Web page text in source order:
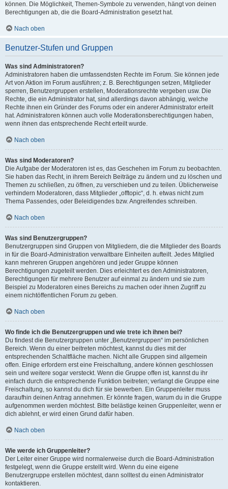
können. Die Möglichkeit, Themen-Symbole zu verwenden, hängt von deinen
Berechtigungen ab, die die Board-Administration gesetzt hat.
Nach oben
Benutzer-Stufen und Gruppen
Was sind Administratoren?
Administratoren haben die umfassendsten Rechte im Forum. Sie können jede
Art von Aktion im Forum ausführen; z. B. Berechtigungen setzen, Mitglieder
sperren, Benutzergruppen erstellen, Moderationsrechte vergeben usw. Die
Rechte, die ein Administrator hat, sind allerdings davon abhängig, welche
Rechte ihnen ein Gründer des Forums oder ein anderer Administrator erteilt
hat. Administratoren können auch volle Moderationsberechtigungen haben,
wenn ihnen das entsprechende Recht erteilt wurde.
Nach oben
Was sind Moderatoren?
Die Aufgabe der Moderatoren ist es, das Geschehen im Forum zu beobachten.
Sie haben das Recht, in ihrem Bereich Beiträge zu ändern und zu löschen und
Themen zu schließen, zu öffnen, zu verschieben und zu teilen. Üblicherweise
verhindern Moderatoren, dass Mitglieder „offtopic“, d. h. etwas nicht zum
Thema Passendes, oder Beleidigendes bzw. Angreifendes schreiben.
Nach oben
Was sind Benutzergruppen?
Benutzergruppen sind Gruppen von Mitgliedern, die die Mitglieder des Boards
in für die Board-Administration verwaltbare Einheiten aufteilt. Jedes Mitglied
kann mehreren Gruppen angehören und jeder Gruppe können
Berechtigungen zugeteilt werden. Dies erleichtert es den Administratoren,
Berechtigungen für mehrere Benutzer auf einmal zu ändern und sie zum
Beispiel zu Moderatoren eines Bereichs zu machen oder ihnen Zugriff zu
einem nichtöffentlichen Forum zu geben.
Nach oben
Wo finde ich die Benutzergruppen und wie trete ich ihnen bei?
Du findest die Benutzergruppen unter „Benutzergruppen“ im persönlichen
Bereich. Wenn du einer beitreten möchtest, kannst du dies mit der
entsprechenden Schaltfläche machen. Nicht alle Gruppen sind allgemein
offen. Einige erfordern erst eine Freischaltung, andere können geschlossen
sein und weitere sogar versteckt. Wenn die Gruppe offen ist, kannst du ihr
einfach durch die entsprechende Funktion beitreten; verlangt die Gruppe eine
Freischaltung, so kannst du dich für sie bewerben. Ein Gruppenleiter muss
daraufhin deinen Antrag annehmen. Er könnte fragen, warum du in die Gruppe
aufgenommen werden möchtest. Bitte belästige keinen Gruppenleiter, wenn er
dich ablehnt, er wird einen Grund dafür haben.
Nach oben
Wie werde ich Gruppenleiter?
Der Leiter einer Gruppe wird normalerweise durch die Board-Administration
festgelegt, wenn die Gruppe erstellt wird. Wenn du eine eigene
Benutzergruppe erstellen möchtest, dann solltest du einen Administrator
kontaktieren.